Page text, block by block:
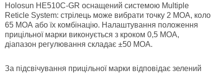
Holosun HE510C-GR оснащений системою Multiple
Reticle System: стрілець може вибрати точку 2 МОА, коло
65 МОА або їх комбінацію. Налаштування положення
прицільної марки виконується з кроком 0,5 МОА,
діапазон регулювання складає ±50 МОА.
За підсвічування прицільної марки відповідає зелений